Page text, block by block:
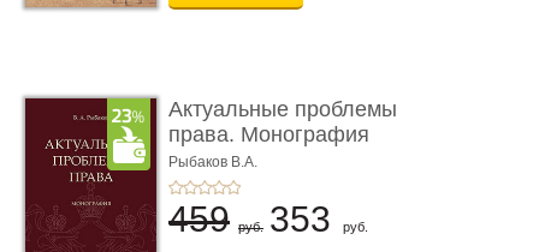
Актуальные проблемы
права. Монография
Рыбаков В.А.
459 руб. 353 руб.